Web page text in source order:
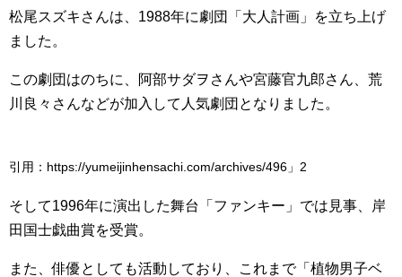
松尾スズキさんは、1988年に劇団「大人計画」を立ち上げ
ました。
この劇団はのちに、阿部サダヲさんや宮藤官九郎さん、荒
川良々さんなどが加入して人気劇団となりました。
引用：https://yumeijinhensachi.com/archives/496」2
そして1996年に演出した舞台「ファンキー」では見事、岸
田国士戯曲賞を受賞。
また、俳優としても活動しており、これまで「植物男子ベ